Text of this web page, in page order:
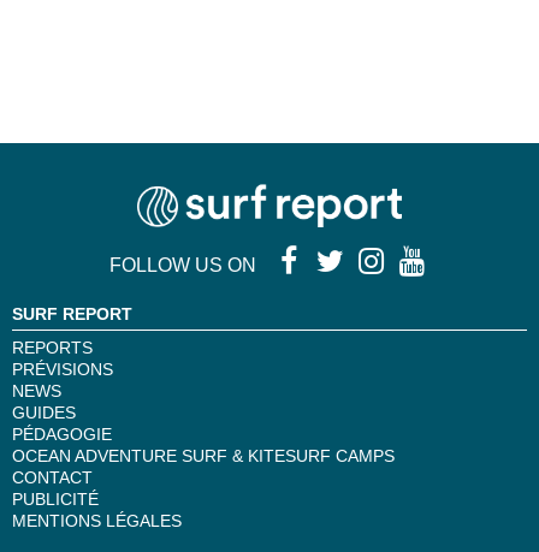
FOLLOW US ON
SURF REPORT
REPORTS
PRÉVISIONS
NEWS
GUIDES
PÉDAGOGIE
OCEAN ADVENTURE SURF & KITESURF CAMPS
CONTACT
PUBLICITÉ
MENTIONS LÉGALES